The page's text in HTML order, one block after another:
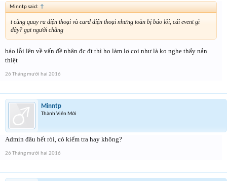
Minntp said: ↑
t cũng quay ra điện thoại và card điện thoại nhưng toàn bị báo lỗi, cái event gì
đây? gạt người chăng
báo lỗi lên về vấn đề nhận đc đt thì họ làm lơ coi như là ko nghe thấy nản
thiệt
26 Tháng mười hai 2016
Minntp
Thành Viên Mới
Admin đâu hết ròi, có kiểm tra hay không?
26 Tháng mười hai 2016